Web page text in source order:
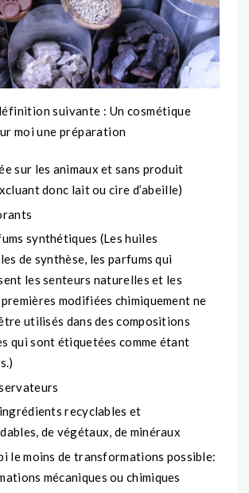
suivante : Un cosmétique
moi une préparation
sur les animaux et sans produit
donc lait ou cire d’abeille)
synthétiques (Les huiles
de synthèse, les parfums qui
les senteurs naturelles et les
modifiées chimiquement ne
utilisés dans des compositions
qui sont étiquetées comme étant
recyclables et
de végétaux, de minéraux
le moins de transformations possible:
mécaniques ou chimiques